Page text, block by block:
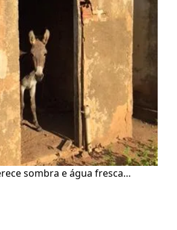
sombra e água fresca…